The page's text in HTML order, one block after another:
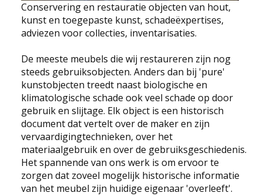
Conservering en restauratie objecten van hout,
kunst en toegepaste kunst, schadeëxpertises,
adviezen voor collecties, inventarisaties.
De meeste meubels die wij restaureren zijn nog
steeds gebruiksobjecten. Anders dan bij 'pure'
kunstobjecten treedt naast biologische en
klimatologische schade ook veel schade op door
gebruik en slijtage. Elk object is een historisch
document dat vertelt over de maker en zijn
vervaardigingtechnieken, over het
materiaalgebruik en over de gebruiksgeschiedenis.
Het spannende van ons werk is om ervoor te
zorgen dat zoveel mogelijk historische informatie
van het meubel zijn huidige eigenaar 'overleeft'.